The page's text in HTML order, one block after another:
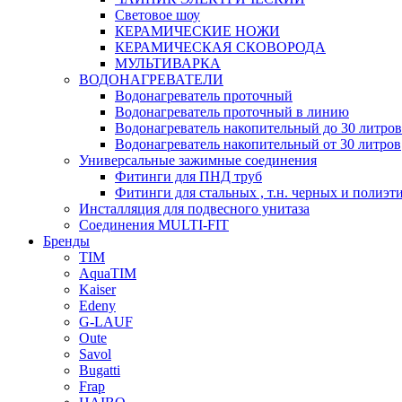
Световое шоу
КЕРАМИЧЕСКИЕ НОЖИ
КЕРАМИЧЕСКАЯ СКОВОРОДА
МУЛЬТИВАРКА
ВОДОНАГРЕВАТЕЛИ
Водонагреватель проточный
Водонагреватель проточный в линию
Водонагреватель накопительный до 30 литров
Водонагреватель накопительный от 30 литров
Универсальные зажимные соединения
Фитинги для ПНД труб
Фитинги для стальных , т.н. черных и
Инсталляция для подвесного унитаза
Соединения MULTI-FIT
Бренды
TIM
AquaTIM
Kaiser
Edeny
G-LAUF
Oute
Savol
Bugatti
Frap